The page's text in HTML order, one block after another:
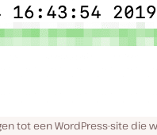
tot een WordPress-site die